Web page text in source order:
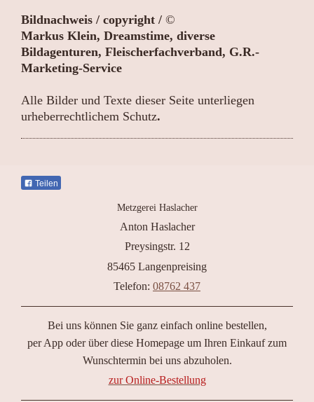
Bildnachweis / copyright / ©
Markus Klein, Dreamstime, diverse
Bildagenturen, Fleischerfachverband, G.R.-
Marketing-Service
Alle Bilder und Texte dieser Seite unterliegen
urheberrechtlichem Schutz.
Teilen
Metzgerei Haslacher
Anton Haslacher
Preysingstr. 12
85465 Langenpreising
Telefon: 08762 437
Bei uns können Sie ganz einfach online bestellen,
per App oder über diese Homepage um Ihren Einkauf zum
Wunschtermin bei uns abzuholen.
zur Online-Bestellung